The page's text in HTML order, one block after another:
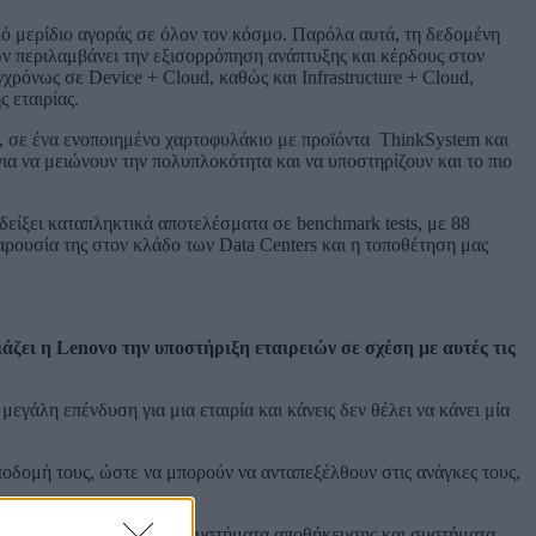
μερίδιο αγοράς σε όλον τον κόσμο. Παρόλα αυτά, τη δεδομένη
την εξισορρόπηση ανάπτυξης και κέρδους στον
σε Device + Cloud, καθώς και Infrastructure + Cloud,
ένα ενοποιημένο χαρτοφυλάκιο με προϊόντα ThinkSystem και
μειώνουν την πολυπλοκότητα και να υποστηρίζουν και το πιο
καταπληκτικά αποτελέσματα σε benchmark tests, με 88
της στον κλάδο των Data Centers και η τοποθέτηση μας
η Lenovo την υποστήριξη εταιρειών σε σχέση με αυτές τις
επένδυση για μια εταιρία και κάνεις δεν θέλει να κάνει μία
τους, ώστε να μπορούν να ανταπεξέλθουν στις ανάγκες τους,